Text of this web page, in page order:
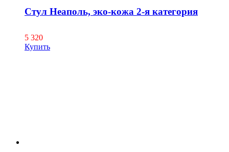
Стул Неаполь, эко-кожа 2-я категория
5 320
Купить